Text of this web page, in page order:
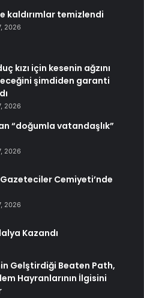
kaldırımlar temizlendi
2026
kızı için kesenin ağzını
şimdiden garanti
2026
“doğumla vatandaşlık”
2026
Cemiyeti’nde
2026
Kazandı
Gelştirdiği Beaten Path,
Hayranlarının İlgisini